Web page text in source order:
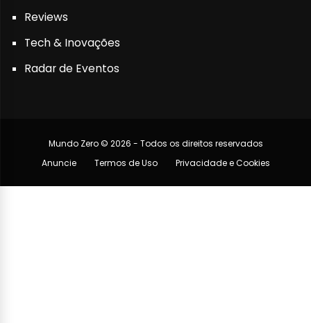
Reviews
Tech & Inovações
Radar de Eventos
Mundo Zero © 2026 - Todos os direitos reservados
Anuncie
Termos de Uso Privacidade e Cookies